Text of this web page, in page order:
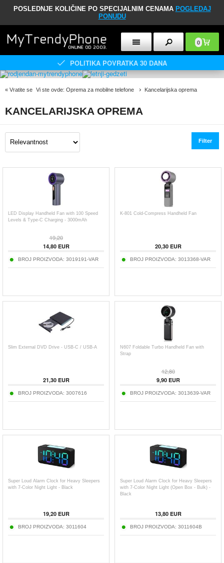
POSLEDNJE KOLIČINE PO SPECIJALNIM CENAMA POGLEDAJ
PONUDU
0
POLITIKA POVRATKA 30 DANA
« Vratite se Vi ste ovde: Oprema za mobilne telefone Kancelarijska oprema
KANCELARIJSKA OPREMA
Filter
LED Display Handheld Fan with 100 Speed
Levels & Type-C Charging - 3000mAh
19,20
14,80EUR
BROJ PROIZVODA: 3019191-VAR
K-801 Cold-Compress Handheld Fan
20,30EUR
BROJ PROIZVODA: 3013368-VAR
Slim External DVD Drive - USB-C / USB-A
21,30EUR
BROJ PROIZVODA: 3007616
N607 Foldable Turbo Handheld Fan with
Strap
12,80
9,90EUR
BROJ PROIZVODA: 3013639-VAR
Super Loud Alarm Clock for Heavy Sleepers
with 7-Color Night Light - Black
19,20EUR
BROJ PROIZVODA: 3011604
Super Loud Alarm Clock for Heavy Sleepers
with 7-Color Night Light (Open Box - Bulk) -
Black
13,80EUR
BROJ PROIZVODA: 3011604B